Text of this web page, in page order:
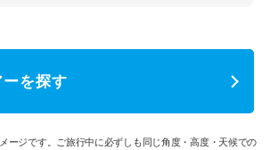
を探す
ージです。ご旅行中に必ずしも同じ角度・高度・天候での